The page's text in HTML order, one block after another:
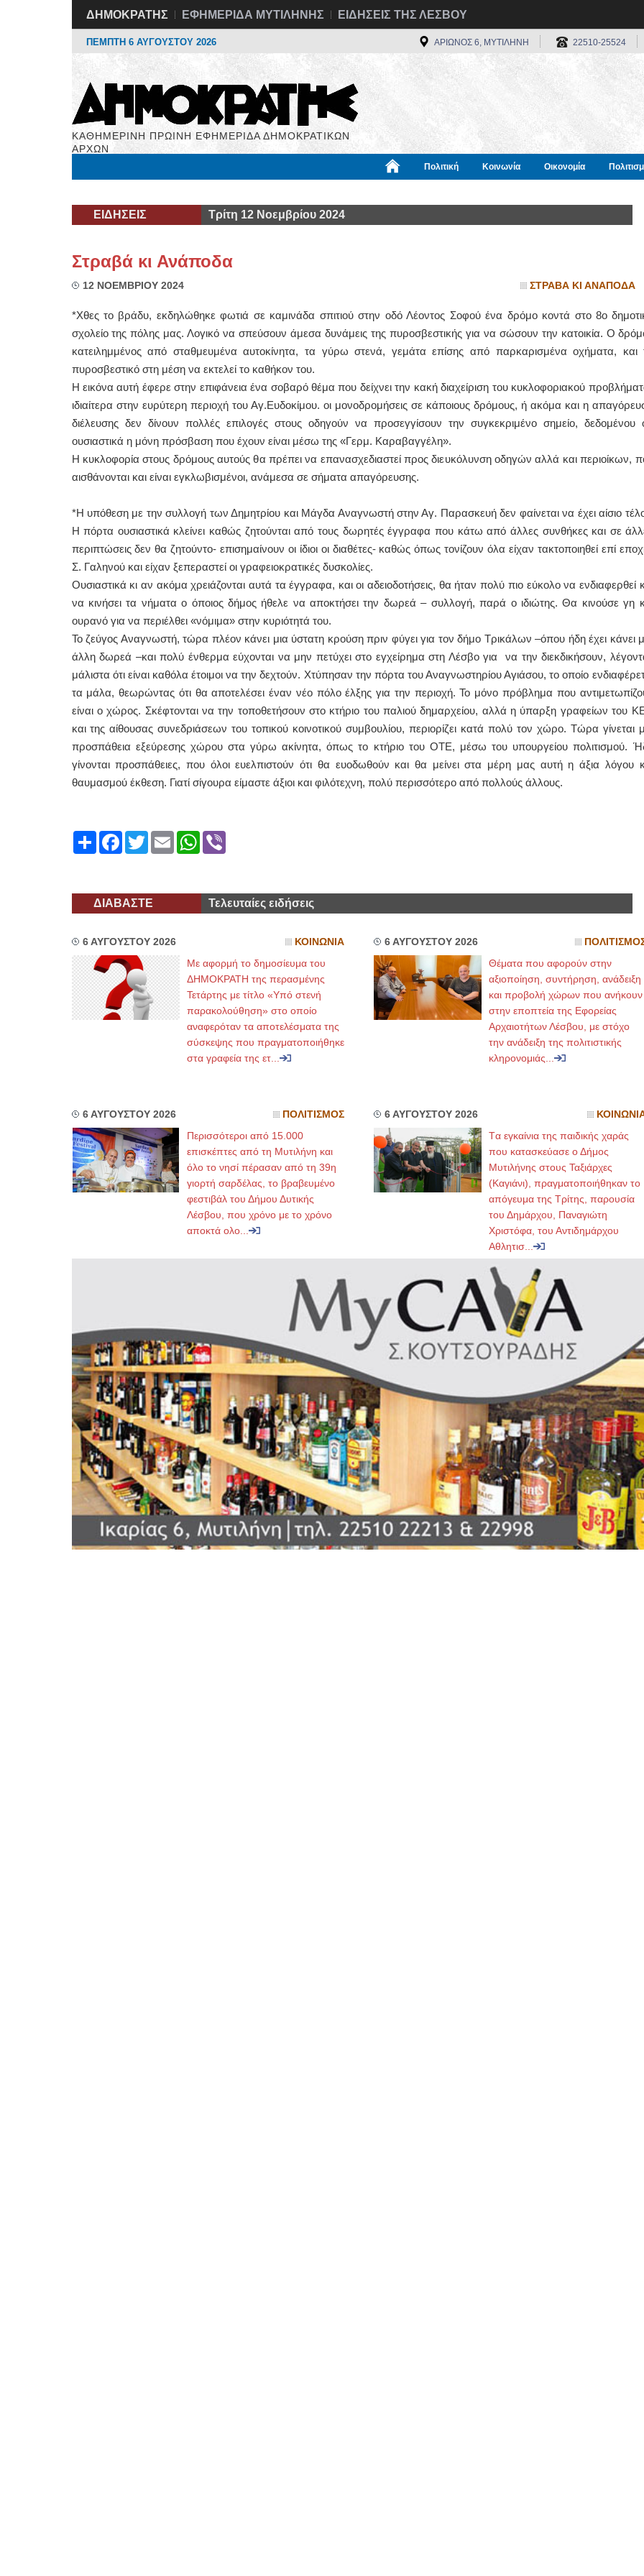
ΔΗΜΟΚΡΑΤΗΣ ΕΦΗΜΕΡΙΔΑ ΜΥΤΙΛΗΝΗΣ ΕΙΔΗΣΕΙΣ ΤΗΣ ΛΕΣΒΟΥ
ΠΕΜΠΤΗ 6 ΑΥΓΟΥΣΤΟΥ 2026 ΑΡΙΩΝΟΣ 6, ΜΥΤΙΛΗΝΗ 22510-25524
ΚΑΘΗΜΕΡΙΝΗ ΠΡΩΙΝΗ ΕΦΗΜΕΡΙΔΑ ΔΗΜΟΚΡΑΤΙΚΩΝ
ΑΡΧΩΝ
Πολιτική Κοινωνία Οικονομία
ΕΙΔΗΣΕΙΣ Τρίτη 12 Νοεμβρίου 2024
Στραβά κι Ανάποδα
12 ΝΟΕΜΒΡΙΟΥ 2024 ΣΤΡΑΒΑ ΚΙ ΑΝΑΠΟΔΑ
*Χθες το βράδυ, εκδηλώθηκε φωτιά σε καμινάδα σπιτιού στην οδό Λέοντος Σοφού ένα δρόμο κοντά στο 8ο
σχολείο της πόλης μας. Λογικό να σπεύσουν άμεσα δυνάμεις της πυροσβεστικής για να σώσουν την κατοικία. Ο
κατειλημμένος από σταθμευμένα αυτοκίνητα, τα γύρω στενά, γεμάτα επίσης από παρκαρισμένα οχήματα, και
πυροσβεστικό στη μέση να εκτελεί το καθήκον του.
Η εικόνα αυτή έφερε στην επιφάνεια ένα σοβαρό θέμα που δείχνει την κακή διαχείριση του κυκλοφοριακού
ιδιαίτερα στην ευρύτερη περιοχή του Αγ.Ευδοκίμου. οι μονοδρομήσεις σε κάποιους δρόμους, ή ακόμα και η
διέλευσης δεν δίνουν πολλές επιλογές στους οδηγούν να προσεγγίσουν την συγκεκριμένο σημείο, δεδομένου
ουσιαστικά η μόνη πρόσβαση που έχουν είναι μέσω της «Γερμ. Καραβαγγέλη».
Η κυκλοφορία στους δρόμους αυτούς θα πρέπει να επανασχεδιαστεί προς διευκόλυνση οδηγών αλλά και περιοίκων,
αισθάνονται και είναι εγκλωβισμένοι, ανάμεσα σε σήματα απαγόρευσης.
*Η υπόθεση με την συλλογή των Δημητρίου και Μάγδα Αναγνωστή στην Αγ. Παρασκευή δεν φαίνεται να έχει αίσιο
Η πόρτα ουσιαστικά κλείνει καθώς ζητούνται από τους δωρητές έγγραφα που κάτω από άλλες συνθήκες και σε
περιπτώσεις δεν θα ζητούντο- επισημαίνουν οι ίδιοι οι διαθέτες- καθώς όπως τονίζουν όλα είχαν τακτοποιηθεί επί
Σ. Γαληνού και είχαν ξεπεραστεί οι γραφειοκρατικές δυσκολίες.
Ουσιαστικά κι αν ακόμα χρειάζονται αυτά τα έγγραφα, και οι αδειοδοτήσεις, θα ήταν πολύ πιο εύκολο να ενδιαφερθεί
να κινήσει τα νήματα ο όποιος δήμος ήθελε να αποκτήσει την δωρεά – συλλογή, παρά ο ιδιώτης. Θα κινούσε γη
ουρανό για να περιέλθει «νόμιμα» στην κυριότητά του.
Το ζεύγος Αναγνωστή, τώρα πλέον κάνει μια ύστατη κρούση πριν φύγει για τον δήμο Τρικάλων –όπου ήδη έχει κάνει
άλλη δωρεά –και πολύ ένθερμα εύχονται να μην πετύχει στο εγχείρημα στη Λέσβο για να την διεκδικήσουν,
μάλιστα ότι είναι καθόλα έτοιμοι να την δεχτούν. Χτύπησαν την πόρτα του Αναγνωστηρίου Αγιάσου, το οποίο
τα μάλα, θεωρώντας ότι θα αποτελέσει έναν νέο πόλο έλξης για την περιοχή. Το μόνο πρόβλημα που
είναι ο χώρος. Σκέφτονται να την τοποθετήσουν στο κτήριο του παλιού δημαρχείου, αλλά η ύπαρξη γραφείων του
και της αίθουσας συνεδριάσεων του τοπικού κοινοτικού συμβουλίου, περιορίζει κατά πολύ τον χώρο. Τώρα γίνεται
προσπάθεια εξεύρεσης χώρου στα γύρω ακίνητα, όπως το κτήριο του ΟΤΕ, μέσω του υπουργείου πολιτισμού.
γίνονται προσπάθειες, που όλοι ευελπιστούν ότι θα ευοδωθούν και θα μείνει στα μέρη μας αυτή η άξια λόγου
θαυμασμού έκθεση. Γιατί σίγουρα είμαστε άξιοι και φιλότεχνη, πολύ περισσότερο από πολλούς άλλους.
ShareFacebook
TwitterEmailWhatsApp
Viber
ΔΙΑΒΑΣΤΕ Τελευταίες ειδήσεις
6 ΑΥΓΟΥΣΤΟΥ 2026 ΚΟΙΝΩΝΙΑ
Με αφορμή το δημοσίευμα του
ΔΗΜΟΚΡΑΤΗ της περασμένης
Τετάρτης με τίτλο «Υπό στενή
παρακολούθηση» στο οποίο
αναφερόταν τα αποτελέσματα της
σύσκεψης που πραγματοποιήθηκε
στα γραφεία της ετ...
6 ΑΥΓΟΥΣΤΟΥ 2026
Θέματα που αφορούν στην
αξιοποίηση, συντήρηση, ανάδειξη
και προβολή χώρων που ανήκουν
στην εποπτεία της Εφορείας
Αρχαιοτήτων Λέσβου, με στόχο
την ανάδειξη της πολιτιστικής
κληρονομιάς...
6 ΑΥΓΟΥΣΤΟΥ 2026 ΠΟΛΙΤΙΣΜΟΣ
Περισσότεροι από 15.000
επισκέπτες από τη Μυτιλήνη και
όλο το νησί πέρασαν από τη 39η
γιορτή σαρδέλας, το βραβευμένο
φεστιβάλ του Δήμου Δυτικής
Λέσβου, που χρόνο με το χρόνο
αποκτά ολο...
6 ΑΥΓΟΥΣΤΟΥ 2026
Tα εγκαίνια της παιδικής χαράς
που κατασκεύασε ο Δήμος
Μυτιλήνης στους Ταξιάρχες
(Καγιάνι), πραγματοποιήθηκαν το
απόγευμα της Τρίτης, παρουσία
του Δημάρχου, Παναγιώτη
Χριστόφα, του Αντιδημάρχου
Αθλητισ...
ΙΩΑΝΝΗΣ Α. ΜΑΛΛΙΑΣ
ΧΕΙΡΟΥΡΓΟΣ
ΟΦΘΑΛΜΙΑΤΡΟΣ
Διδάκτωρ Ιατρικής Σχολής
Πανεπιστημίου Αθηνών
τηλ:210-9320215
Καβέτσου 10, Μυτιλήνη, τηλ:
2251038065